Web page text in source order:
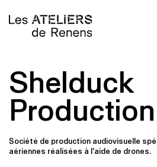
Annuaire
À propos
Écosysteme
Shelduck
Production
Société de production audiovisuelle
aériennes réalisées à l'aide de drones.